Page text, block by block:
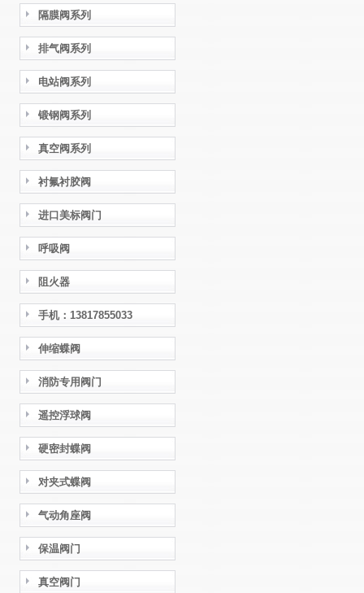
隔膜阀系列
排气阀系列
电站阀系列
锻钢阀系列
真空阀系列
衬氟衬胶阀
进口美标阀门
呼吸阀
阻火器
手机：13817855033
伸缩蝶阀
消防专用阀门
遥控浮球阀
硬密封蝶阀
对夹式蝶阀
气动角座阀
保温阀门
真空阀门